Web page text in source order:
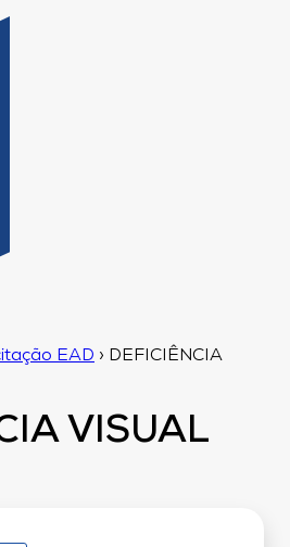
EAD › DEFICIÊNCIA
VISUAL